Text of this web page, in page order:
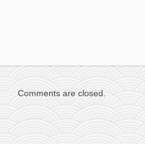
Comments are closed.